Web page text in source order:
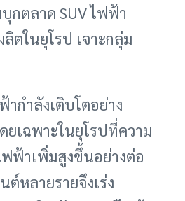
กตลาด SUV ไฟฟ้า
ตในยุโรป เจาะกลุ่ม
กำลังเติบโตอย่าง
ยเฉพาะในยุโรปที่ความ
ฟ้าเพิ่มสูงขึ้นอย่างต่อ
ต์หลายรายจึงเร่ง